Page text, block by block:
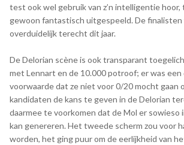
test ook wel gebruik van z’n intelligentie hoor,
gewoon fantastisch uitgespeeld. De finalisten
overduidelijk terecht dit jaar.
De Delorian scène is ook transparant
met Lennart en de 10.000 potroof; er was een
voorwaarde dat ze niet voor 0/20 mocht gaan
kandidaten de kans te geven in de Delorian
daarmee te voorkomen dat de Mol er sowieso
kan genereren. Het tweede scherm zou voor
worden, het ging puur om de eerlijkheid van